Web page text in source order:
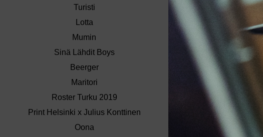
Turisti
Lotta
Mumin
Sinä Lähdit Boys
Beerger
Maritori
Roster Turku 2019
Print Helsinki x Julius Konttinen
Oona